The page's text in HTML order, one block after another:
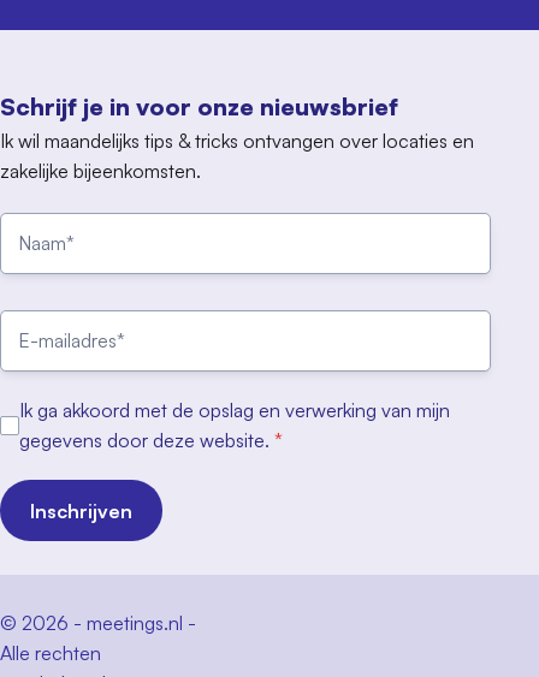
Schrijf je in voor onze nieuwsbrief
Ik wil maandelijks tips & tricks ontvangen over locaties en
zakelijke bijeenkomsten.
Ik ga akkoord met de opslag en verwerking van mijn
gegevens door deze website. *
Inschrijven
© 2026 - meetings.nl -
Alle rechten